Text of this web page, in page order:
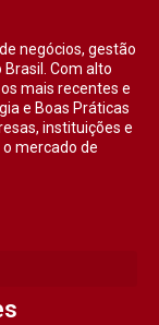
negócios, gestão
Com alto
mais recentes e
e Boas Práticas
instituições e
mercado de